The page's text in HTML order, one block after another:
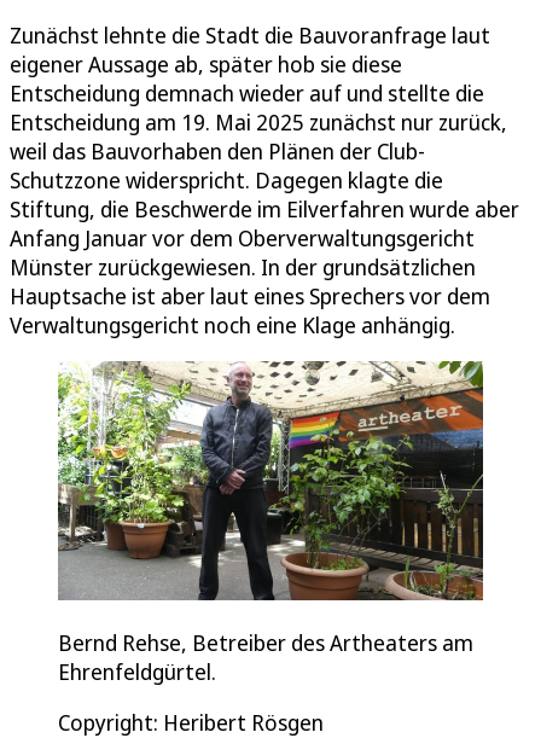
Zunächst lehnte die Stadt die Bauvoranfrage laut
eigener Aussage ab, später hob sie diese
Entscheidung demnach wieder auf und stellte die
Entscheidung am 19. Mai 2025 zunächst nur zurück,
weil das Bauvorhaben den Plänen der Club-
Schutzzone widerspricht. Dagegen klagte die
Stiftung, die Beschwerde im Eilverfahren wurde aber
Anfang Januar vor dem Oberverwaltungsgericht
Münster zurückgewiesen. In der grundsätzlichen
Hauptsache ist aber laut eines Sprechers vor dem
Verwaltungsgericht noch eine Klage anhängig.
Bernd Rehse, Betreiber des Artheaters am
Ehrenfeldgürtel.
Copyright: Heribert Rösgen